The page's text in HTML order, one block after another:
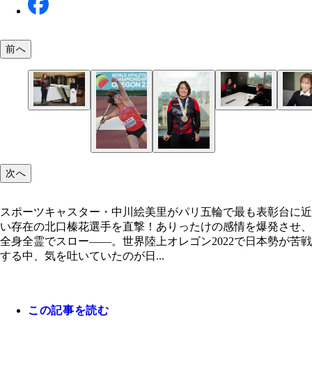
前へ
次へ
スポーツキャスター・中川絵美里がパリ五輪で最も表彰台に近
い存在の北口榛花選手を直撃！ありったけの感情を爆発させ、
全身全霊でスロー――。世界陸上オレゴン2022で日本勢が苦戦
する中、気を吐いていたのが日...
この記事を読む